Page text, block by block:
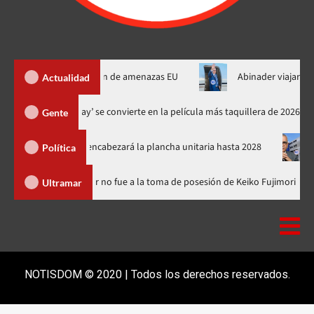
Actualidad
al fin de amenazas EU Abinader viajará a Colombia
Gente
‘Spider-Man: Brand New Day’ se convierte en la película más
Política
y encabezará la plancha unitaria hasta 2028 Carlos
Ultramar Luis Abinader no fue a la toma de posesión de Keiko
NOTISDOM © 2020 | Todos los derechos reservados.